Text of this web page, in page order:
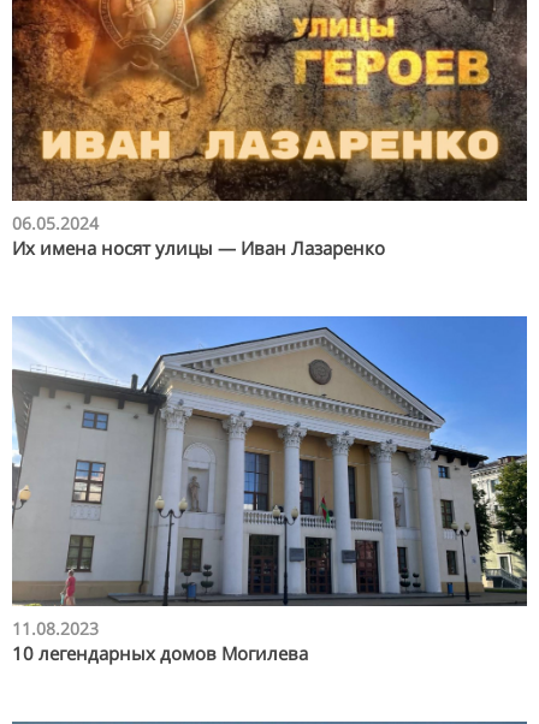
06.05.2024
Их имена носят улицы — Иван Лазаренко
11.08.2023
10 легендарных домов Могилева